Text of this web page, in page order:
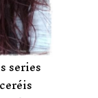
series